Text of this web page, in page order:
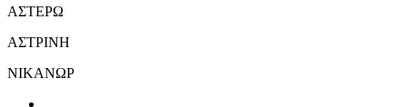
ΑΣΤΕΡΩ
ΑΣΤΡΙΝΗ
ΝΙΚΑΝΩΡ